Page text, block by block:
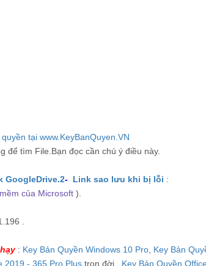
để tìm File.Bạn đọc cần chú ý điều này.
GoogleDrive.2- Link sao lưu khi bị lỗi :
của Microsoft ).
.
: Key Bản Quyền Windows 10 Pro Key Bản
2019 - 365 Pro Plus trọn đời , Key Bản Quyền